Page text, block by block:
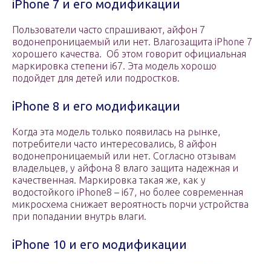
iPhone 7 и его модификации
Пользователи часто спрашивают, айфон 7
водонепроницаемый или нет. Влагозащита iPhone 7
хорошего качества. Об этом говорит официальная
маркировка степени i67. Эта модель хорошо
подойдет для детей или подростков.
iPhone 8 и его модификации
Когда эта модель только появилась на рынке,
потребители часто интересовались, 8 айфон
водонепроницаемый или нет. Согласно отзывам
владельцев, у айфона 8 влаго защита надежная и
качественная. Маркировка такая же, как у
водостойкого iPhone8 – i67, но более современная
микросхема снижает вероятность порчи устройства
при попадании внутрь влаги.
iPhone 10 и его модификации